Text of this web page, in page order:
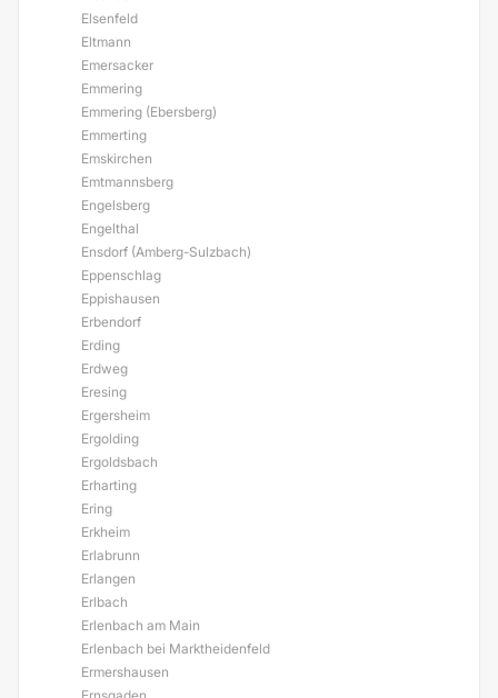
Elsenfeld
Eltmann
Emersacker
Emmering
Emmering (Ebersberg)
Emmerting
Emskirchen
Emtmannsberg
Engelsberg
Engelthal
Ensdorf (Amberg-Sulzbach)
Eppenschlag
Eppishausen
Erbendorf
Erding
Erdweg
Eresing
Ergersheim
Ergolding
Ergoldsbach
Erharting
Ering
Erkheim
Erlabrunn
Erlangen
Erlbach
Erlenbach am Main
Erlenbach bei Marktheidenfeld
Ermershausen